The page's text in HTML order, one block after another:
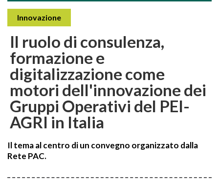
Innovazione
Il ruolo di consulenza,
formazione e
digitalizzazione come
motori dell'innovazione dei
Gruppi Operativi del PEI-
AGRI in Italia
Il tema al centro di un convegno organizzato dalla
Rete PAC.